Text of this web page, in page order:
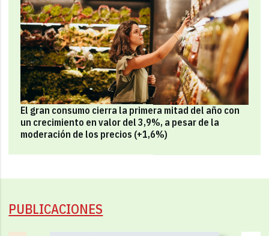
El gran consumo cierra la primera mitad del año con
un crecimiento en valor del 3,9%, a pesar de la
moderación de los precios (+1,6%)
PUBLICACIONES